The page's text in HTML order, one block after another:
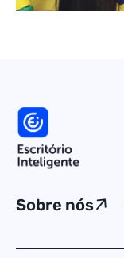
Sobre nós